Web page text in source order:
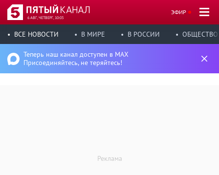
6 АВГ, ЧЕТВЕРГ, 10:03
ЭФИР
ВСЕ НОВОСТИ В МИРЕ В РОССИИ ОБЩЕСТВО
Теперь наш канал доступен в MAX
Присоединяйтесь, не теряйтесь!